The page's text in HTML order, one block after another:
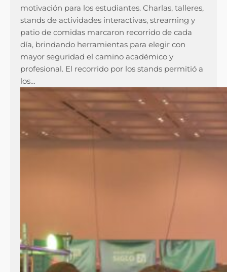
motivación para los estudiantes. Charlas, talleres,
stands de actividades interactivas, streaming y
patio de comidas marcaron recorrido de cada
día, brindando herramientas para elegir con
mayor seguridad el camino académico y
profesional. El recorrido por los stands permitió a
los…